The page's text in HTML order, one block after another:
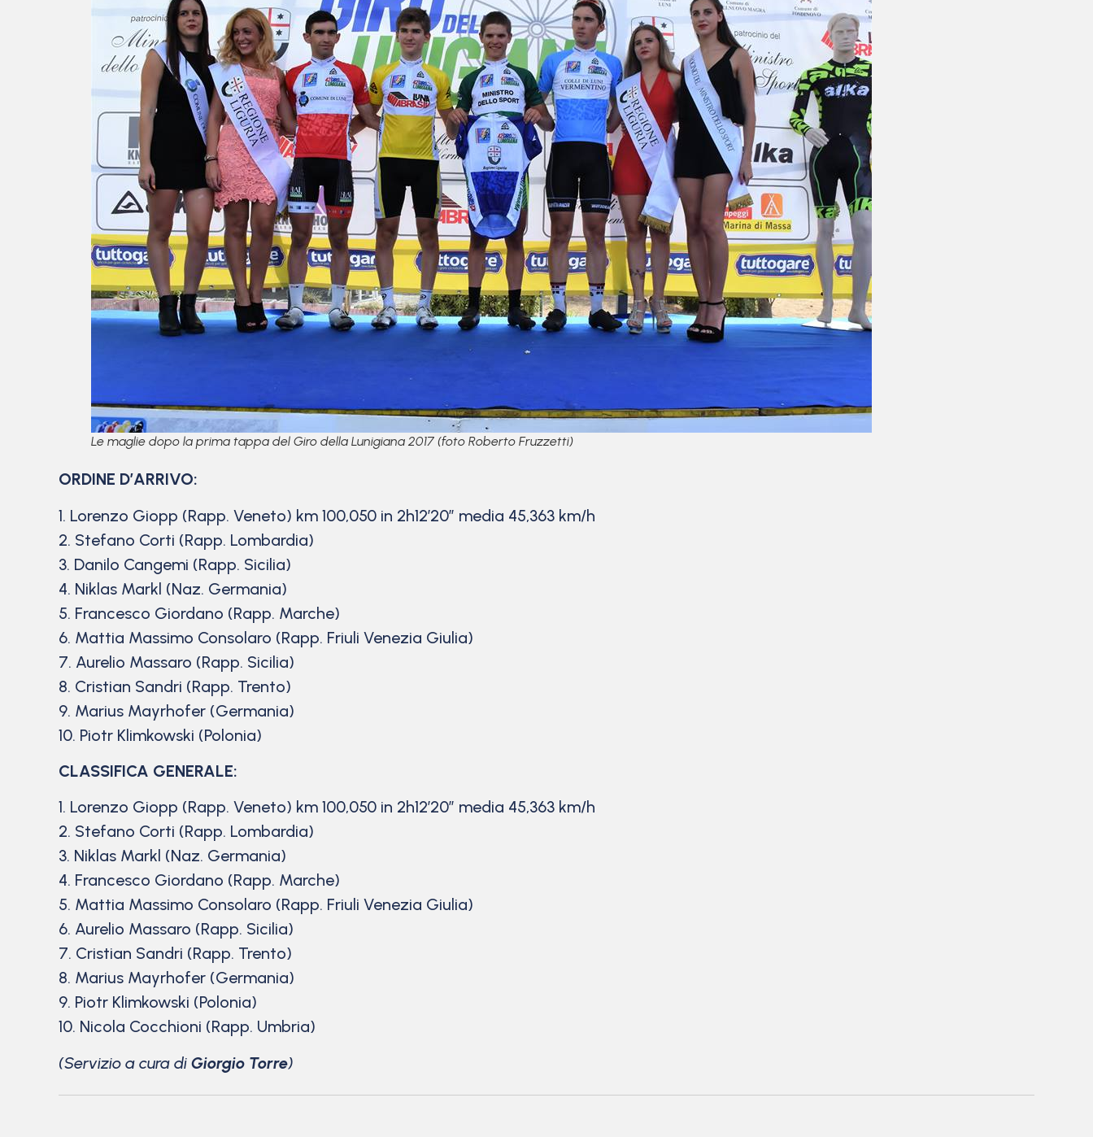
Le maglie dopo la prima tappa del Giro della Lunigiana 2017 (foto Roberto Fruzzetti)
ORDINE D’ARRIVO:
1. Lorenzo Giopp (Rapp. Veneto) km 100,050 in 2h12’20” media 45,363 km/h
2. Stefano Corti (Rapp. Lombardia)
3. Danilo Cangemi (Rapp. Sicilia)
4. Niklas Markl (Naz. Germania)
5. Francesco Giordano (Rapp. Marche)
6. Mattia Massimo Consolaro (Rapp. Friuli Venezia Giulia)
7. Aurelio Massaro (Rapp. Sicilia)
8. Cristian Sandri (Rapp. Trento)
9. Marius Mayrhofer (Germania)
10. Piotr Klimkowski (Polonia)
CLASSIFICA GENERALE:
1. Lorenzo Giopp (Rapp. Veneto) km 100,050 in 2h12’20” media 45,363 km/h
2. Stefano Corti (Rapp. Lombardia)
3. Niklas Markl (Naz. Germania)
4. Francesco Giordano (Rapp. Marche)
5. Mattia Massimo Consolaro (Rapp. Friuli Venezia Giulia)
6. Aurelio Massaro (Rapp. Sicilia)
7. Cristian Sandri (Rapp. Trento)
8. Marius Mayrhofer (Germania)
9. Piotr Klimkowski (Polonia)
10. Nicola Cocchioni (Rapp. Umbria)
(Servizio a cura di Giorgio Torre)